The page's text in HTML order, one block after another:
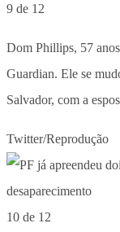
9 de 12
Dom Phillips, 57
Guardian. Ele se
Salvador, com a
Twitter/Reprodução
10 de 12